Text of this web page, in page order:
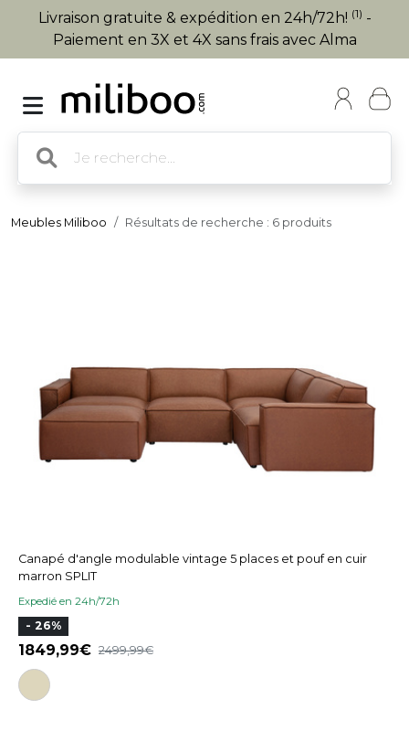
Livraison gratuite & expédition en 24h/72h! (1) -
Paiement en 3X et 4X sans frais avec Alma
Meubles Miliboo Résultats de recherche : 6 produits
Canapé d'angle modulable vintage 5 places et pouf en cuir
marron SPLIT
Expedié en 24h/72h
- 26%
1849,99 2499,99